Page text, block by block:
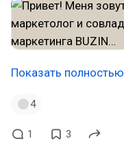
Показать полностью
4
1 3